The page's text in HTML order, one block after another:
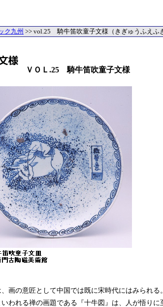
ク九州 >> vol.25 騎牛笛吹童子文様（きぎゅうふえふ
ＶＯＬ.25 騎牛笛吹童子文様
画の意匠として中国では既に宋時代にはみられる
われる禅の画題である『十牛図』は、人が悟りに